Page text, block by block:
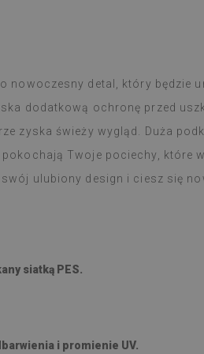
nowoczesny detal, który będzie
dodatkową ochronę przed
zyska świeży wygląd. Duża
Twoje pociechy, które
ulubiony design i ciesz się
siatką PES.
i promienie UV.
Produkt dotarł
Montaż łatwy,
trudności a
Jestem
taka cienka
W
1 rok temu